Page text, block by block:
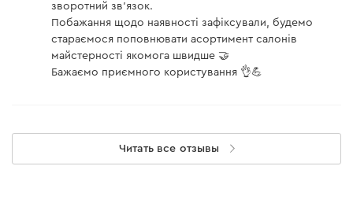
зворотний зв'язок.
Побажання щодо наявності зафіксували, будемо
стараємося поповнювати асортимент салонів
майстерності якомога швидше 🤝
Бажаємо приємного користування 👌💪
Читать все отзывы